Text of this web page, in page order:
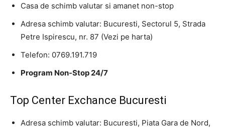
Casa de schimb valutar si amanet non-stop
Adresa schimb valutar: Bucuresti, Sectorul 5, Strada
Petre Ispirescu, nr. 87 (Vezi pe harta)
Telefon: 0769.191.719
Program Non-Stop 24/7
Top Center Exchance Bucuresti
Adresa schimb valutar: Bucuresti, Piata Gara de Nord,